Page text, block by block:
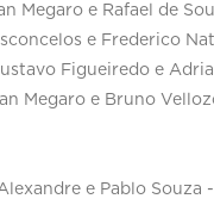
Megaro e Rafael de
e Frederico
Figueiredo e
Megaro e Bruno
e Pablo